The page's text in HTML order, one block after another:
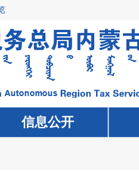
信息公开
信息公开